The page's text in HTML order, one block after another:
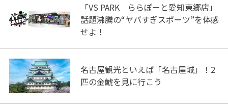
「VS PARK ららぽーと愛知東郷店」
話題沸騰の“ヤバすぎスポーツ”を体感
せよ！
名古屋観光といえば「名古屋城」！2
匹の金鯱を見に行こう